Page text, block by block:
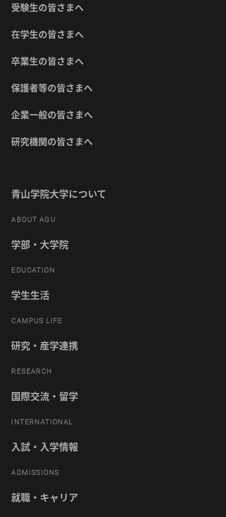
受験生の皆さまへ
在学生の皆さまへ
卒業生の皆さまへ
保護者等の皆さまへ
企業一般の皆さまへ
研究機関の皆さまへ
青山学院大学について
ABOUT AGU
学部・大学院
EDUCATION
学生生活
CAMPUS LIFE
研究・産学連携
RESEARCH
国際交流・留学
INTERNATIONAL
入試・入学情報
ADMISSIONS
就職・キャリア